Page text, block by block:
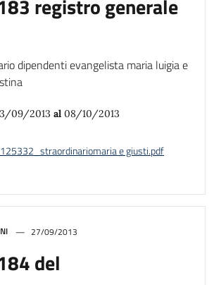
27/09/2013
del
registro generale
dipendenti evangelista maria luigia e
09/2013 al 08/10/2013
e giusti.pdf